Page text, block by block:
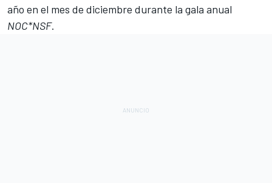
año en el mes de diciembre durante la gala anual
NOC*NSF.